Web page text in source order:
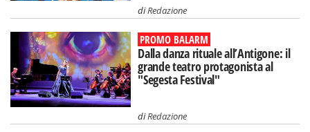
diRedazione
PROMO BALARM
Dalla danza rituale all’Antigone: il
grande teatro protagonista al
"Segesta Festival"
diRedazione